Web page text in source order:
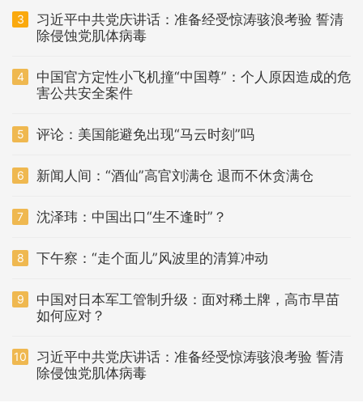
3
习近平中共党庆讲话：准备经受惊涛骇浪考验 誓清
除侵蚀党肌体病毒
4
中国官方定性小飞机撞“中国尊”：个人原因造成的危
害公共安全案件
5 评论：美国能避免出现“马云时刻”吗
6 新闻人间：“酒仙”高官刘满仓 退而不休贪满仓
7 沈泽玮：中国出口“生不逢时”？
8 下午察：“走个面儿”风波里的清算冲动
9
中国对日本军工管制升级：面对稀土牌，高市早苗
如何应对？
10
习近平中共党庆讲话：准备经受惊涛骇浪考验 誓清
除侵蚀党肌体病毒